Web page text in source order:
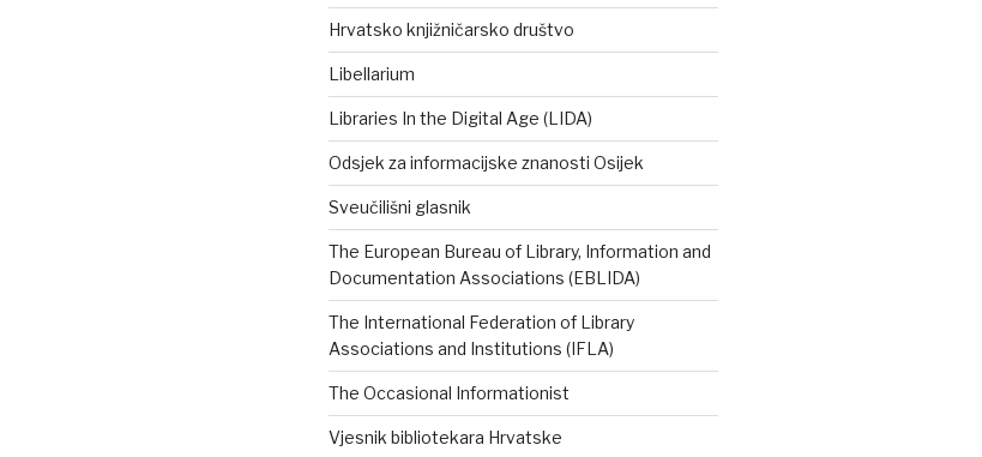
Hrvatsko knjižničarsko društvo
Libellarium
Libraries In the Digital Age (LIDA)
Odsjek za informacijske znanosti Osijek
Sveučilišni glasnik
The European Bureau of Library, Information and
Documentation Associations (EBLIDA)
The International Federation of Library
Associations and Institutions (IFLA)
The Occasional Informationist
Vjesnik bibliotekara Hrvatske